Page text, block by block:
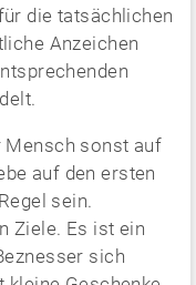
die tatsächlichen
Anzeichen
sonst auf
auf den ersten
sein.
Ziele. Es ist ein
sich